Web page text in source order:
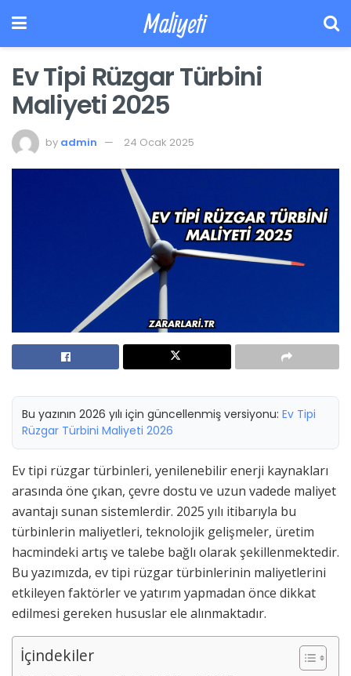
Maliyeti
Ev Tipi Rüzgar Türbini
Maliyeti 2025
by admin 24 Ocak 2025
Bu yazının 2026 yılı için güncellenmiş versiyonu: Ev Tipi
Rüzgar Türbini Maliyeti 2026
Ev tipi rüzgar türbinleri, yenilenebilir enerji kaynakları
arasında öne çıkan, çevre dostu ve uzun vadede maliyet
avantajı sunan sistemlerdir. 2025 yılı itibarıyla bu
türbinlerin maliyetleri, teknolojik gelişmeler, üretim
hacmindeki artış ve talebe bağlı olarak şekillenmektedir.
Bu yazımızda, ev tipi rüzgar türbinlerinin maliyetlerini
etkileyen faktörler ve yatırım yapmadan önce dikkat
edilmesi gereken hususlar ele alınmaktadır.
İçindekiler